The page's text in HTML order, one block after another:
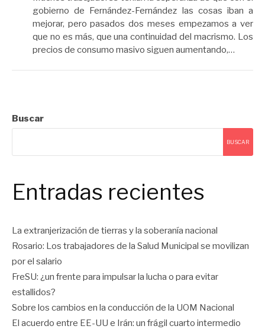
gobierno de Fernández-Fernández las cosas iban a
mejorar, pero pasados dos meses empezamos a ver
que no es más, que una continuidad del macrismo. Los
precios de consumo masivo siguen aumentando,…
Buscar
BUSCAR
Entradas recientes
La extranjerización de tierras y la soberanía nacional
Rosario: Los trabajadores de la Salud Municipal se movilizan
por el salario
FreSU: ¿un frente para impulsar la lucha o para evitar
estallidos?
Sobre los cambios en la conducción de la UOM Nacional
El acuerdo entre EE-UU e Irán: un frágil cuarto intermedio